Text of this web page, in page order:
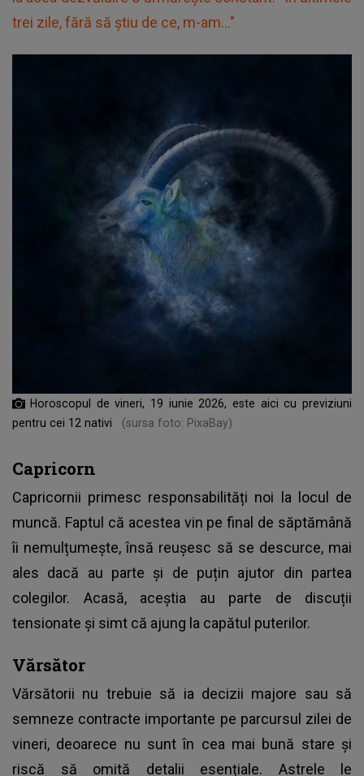
trei zile, fără să știu de ce, m-am..."
Horoscopul de vineri, 19 iunie 2026, este aici cu previziuni
pentru cei 12 nativi
(sursa foto: PixaBay)
Capricorn
Capricornii primesc responsabilități noi la locul de
muncă. Faptul că acestea vin pe final de săptămână
îi nemulțumește, însă reușesc să se descurce, mai
ales dacă au parte și de puțin ajutor din partea
colegilor. Acasă, aceștia au parte de discuții
tensionate și simt că ajung la capătul puterilor.
Vărsător
Vărsătorii nu trebuie să ia decizii majore sau să
semneze contracte importante pe parcursul zilei de
vineri, deoarece nu sunt în cea mai bună stare și
riscă să omită detalii esențiale. Astrele le